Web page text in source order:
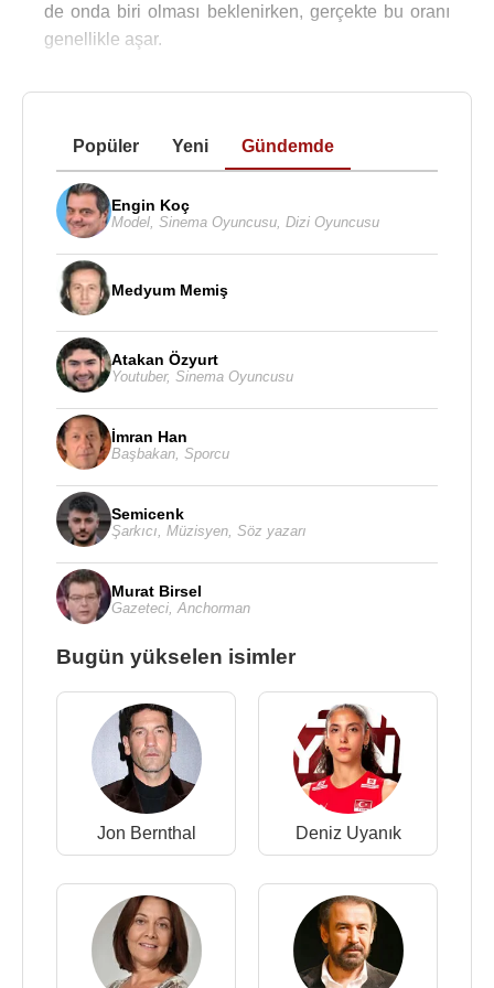
de onda biri olması beklenirken, gerçekte bu oranı
genellikle aşar.
Popüler Yeni Gündemde
Engin Koç
Model Sinema Oyuncusu Dizi Oyuncusu
Medyum Memiş
Atakan Özyurt
Youtuber, Sinema Oyuncusu
İmran Han
Başbakan Sporcu
Semicenk
Şarkıcı Müzisyen Söz yazarı
Murat Birsel
Gazeteci Anchorman
Bugün yükselen isimler
Jon Bernthal Deniz Uyanık